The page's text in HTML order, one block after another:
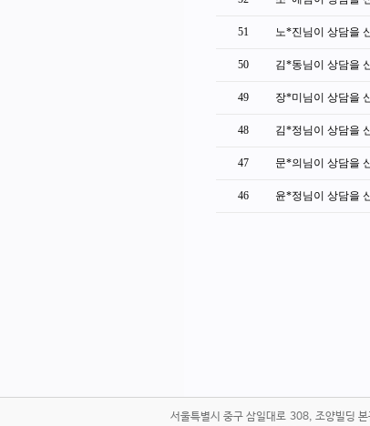
51 노*진님이 상담을
50 김*동님이 상담을
49 장*미님이 상담을
48 김*정님이 상담을
47 문*의님이 상담을
46 윤*정님이 상담을
서울특별시 중구 삼일대로 308, 조양빌딩